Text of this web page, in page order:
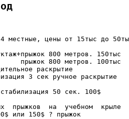
местные, цены от 15тыс до
800 метров. 150тыс
прыжок 800 метров. 100тыс
раскрытие
3 сек ручное раскрытие
50 сек. 100$
прыжков  на  учебном  крыле
или 150$ ? прыжок